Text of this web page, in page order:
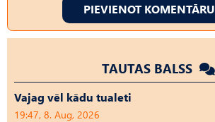
PIEVIENOT KOMENTĀRU
TAUTAS BALSS
Vajag vēl kādu tualeti
19:47, 8. Aug, 2026